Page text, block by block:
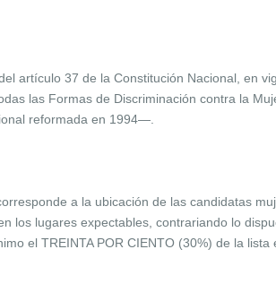
artículo 37 de la Constitución Nacional, en
las Formas de Discriminación contra la
reformada en 1994—.
a la ubicación de las candidatas
los lugares expectables, contrariando lo
el TREINTA POR CIENTO (30%) de la lista